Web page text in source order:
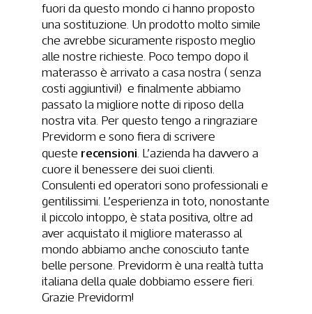
fuori da questo mondo ci hanno proposto
una sostituzione. Un prodotto molto simile
che avrebbe sicuramente risposto meglio
alle nostre richieste. Poco tempo dopo il
materasso è arrivato a casa nostra ( senza
costi aggiuntivi!) e finalmente abbiamo
passato la migliore notte di riposo della
nostra vita. Per questo tengo a ringraziare
Previdorm e sono fiera di scrivere
queste recensioni . L’azienda ha davvero a
cuore il benessere dei suoi clienti.
Consulenti ed operatori sono professionali e
gentilissimi. L’esperienza in toto, nonostante
il piccolo intoppo, è stata positiva, oltre ad
aver acquistato il migliore materasso al
mondo abbiamo anche conosciuto tante
belle persone. Previdorm è una realtà tutta
italiana della quale dobbiamo essere fieri.
Grazie Previdorm!